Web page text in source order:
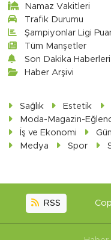
Namaz Vakitleri
Trafik Durumu
Şampiyonlar Ligi
Tüm Manşetler
Son Dakika Haberleri
Haber Arşivi
Sağlık Estetik
Moda-Magazin-
İş ve Ekonomi
Medya
Spor
RSS